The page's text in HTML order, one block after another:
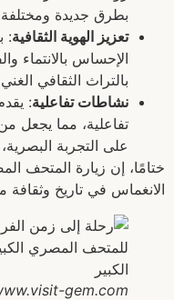
بطرق جديدة
تعزيز الهوية الثقافية:
الإحساس بالانتماء
بالتراث الثقافي
نشاطات تفاعلية:
تفاعلية، مما يجعل
على التجربة
ختامًا، إن زيارة المتحف
الانغماس في تاريخ وثقافة
gem.com